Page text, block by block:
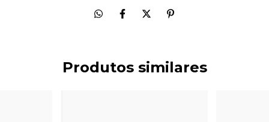
Produtos similares